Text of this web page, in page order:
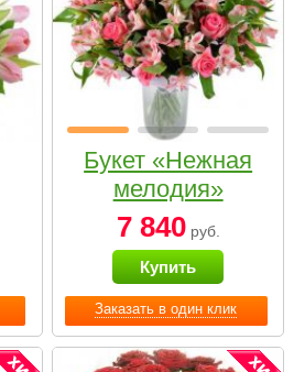
Заказать в один клик
Букет «Нежная
мелодия»
7 840руб.
Купить